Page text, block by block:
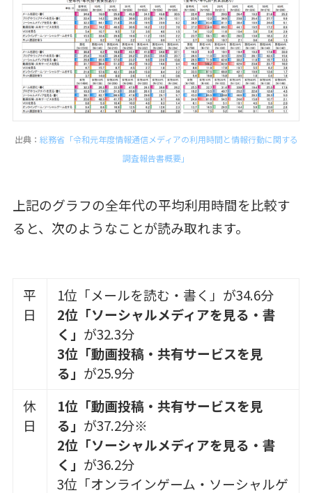
出典： 総務省「令和元年度情報通信メディアの利用時間と情報行動に関する
調査報告書概要」
上記のグラフの全年代の平均利用時間を比較す
ると、次のようなことが読み取れます。
平
日
1位「メールを読む・書く」が34.6分
2位「ソーシャルメディアを見る・書
く」 が32.3分
3位「動画投稿・共有サービスを見
る」 が25.9分
休
日
1位「動画投稿・共有サービスを見
る」 が37.2分※
2位「ソーシャルメディアを見る・書
く」 が36.2分
3位「オンラインゲーム・ソーシャルゲ